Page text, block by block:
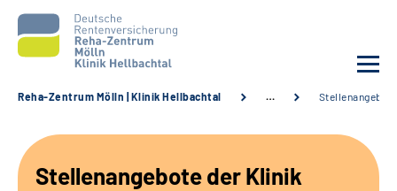
Unsere Angebote
Reha-Zentrum Mölln | Klinik Hellbachtal …
Stellenangebote der Klinik